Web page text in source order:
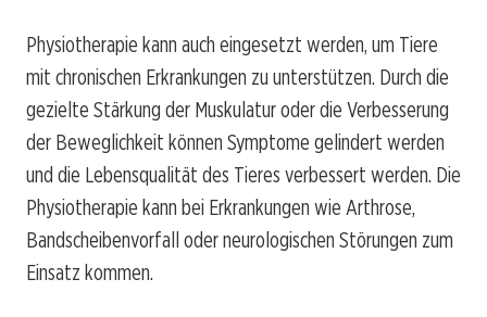
Physiotherapie kann auch eingesetzt werden, um Tiere
mit chronischen Erkrankungen zu unterstützen. Durch die
gezielte Stärkung der Muskulatur oder die Verbesserung
der Beweglichkeit können Symptome gelindert werden
und die Lebensqualität des Tieres verbessert werden. Die
Physiotherapie kann bei Erkrankungen wie Arthrose,
Bandscheibenvorfall oder neurologischen Störungen zum
Einsatz kommen.